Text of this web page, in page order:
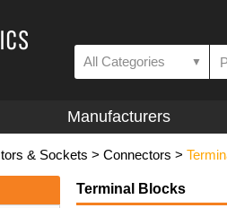
All Categories ▼
Manufacturers
& Sockets > Connectors >
Terminal Blocks